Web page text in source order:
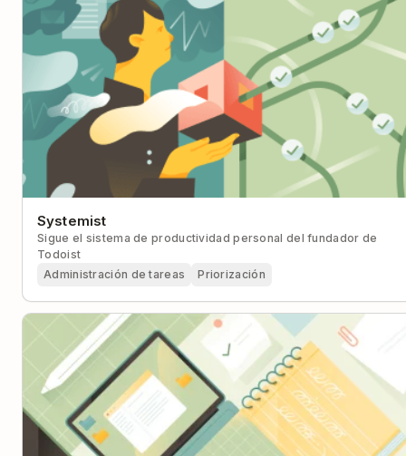
Systemist
Sigue el sistema de productividad personal del fundador de
Todoist
Administración de tareas
Priorización